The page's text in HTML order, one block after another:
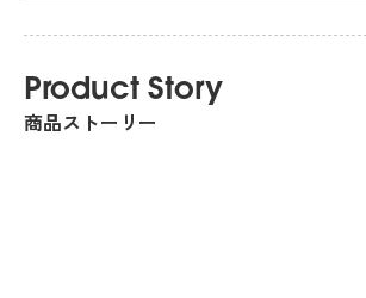
Product Story
商品ストーリー